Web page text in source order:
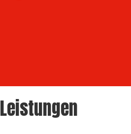
Leistungen